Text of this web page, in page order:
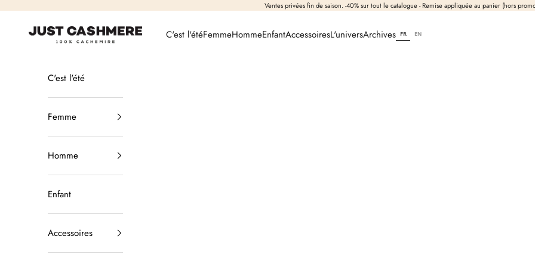
Ventes privées fin de saison. -40% sur tout le catalogue - Remise appliquée au panier (hors
Just Cashmere C'est l'étéFemmeHommeEnfantAccessoiresL'universArchives FR EN
C'est l'été
Femme
Homme
Enfant
Accessoires